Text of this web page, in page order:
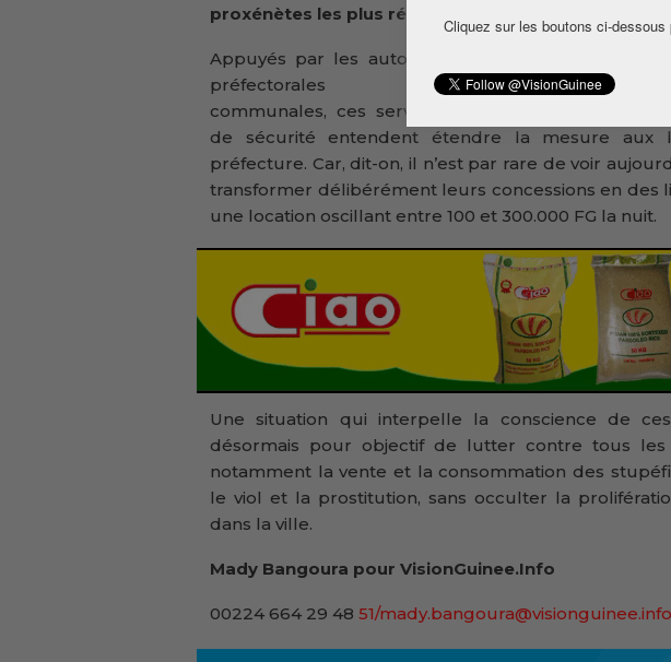
proxénètes les plus réputés en la matière.
Appuyés par les autorités
préfectorales et
communales, ces services
de sécurité entendent étendre la mesure aux
préfecture. Car, dit-on, il n’est par rare de voir
transformer délibérément leurs concessions en des
une location oscillant entre 100 et 300.000 FG la nuit.
Une situation qui interpelle la conscience de
désormais pour objectif de lutter contre tous les
notamment la vente et la consommation des
le viol et la prostitution, sans occulter la
dans la ville.
Mady Bangoura pour VisionGuinee.Info
00224 664 29 48 51/mady.bangoura@visionguinee.info
Cliquez sur les boutons ci-